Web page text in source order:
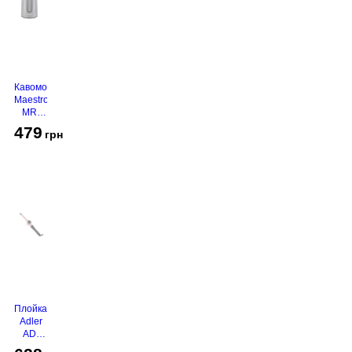
Кавомолка
Maestro
MR-
450
Grey
479 грн
Плойка
Adler
AD-
2116